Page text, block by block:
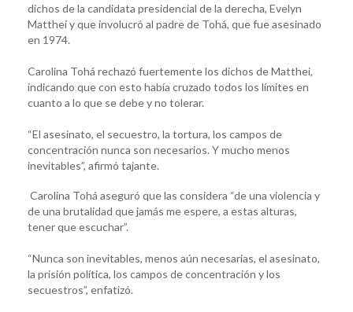
dichos de la candidata presidencial de la derecha, Evelyn
Matthei y que involucró al padre de Tohá, que fue asesinado
en 1974.
Carolina Tohá rechazó fuertemente los dichos de Matthei,
indicando que con esto había cruzado todos los límites en
cuanto a lo que se debe y no tolerar.
“El asesinato, el secuestro, la tortura, los campos de
concentración nunca son necesarios. Y mucho menos
inevitables”, afirmó tajante.
Carolina Tohá aseguró que las considera “de una violencia y
de una brutalidad que jamás me espere, a estas alturas,
tener que escuchar”.
“Nunca son inevitables, menos aún necesarias, el asesinato,
la prisión política, los campos de concentración y los
secuestros”, enfatizó.